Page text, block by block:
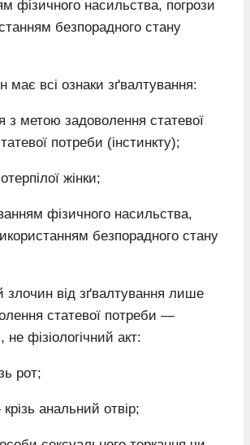
фізичного насильства, погрози
безпорадного стану
має всі ознаки зґвалтування:
з метою задоволення статевої
потреби (інстинкту);
жінки;
фізичного насильства,
безпорадного стану
злочин від зґвалтування лише
статевої потреби —
фізіологічний акт:
рот;
анальний отвір;